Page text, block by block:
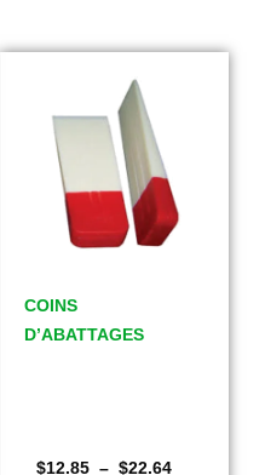
COINS
D’ABATTAGES
$12.85 – $22.64